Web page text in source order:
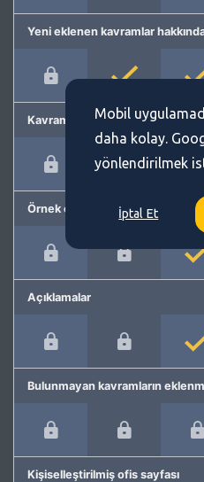
Yeni eklenen kavramlar
Kavram önerme
Örnek cümleler
Açıklamalar
Bulunmayan kavramların
Kişiselleştirilmiş ofis sayfası
Mobil
daha kolay.
yönlendirilmek
İptal Et